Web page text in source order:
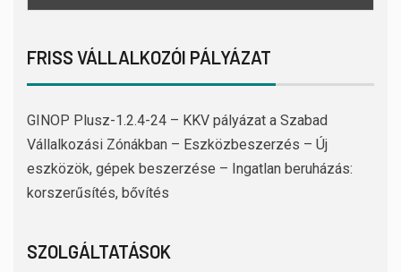
FRISS VÁLLALKOZÓI PÁLYÁZAT
GINOP Plusz-1.2.4-24 – KKV pályázat a Szabad
Vállalkozási Zónákban – Eszközbeszerzés – Új
eszközök, gépek beszerzése – Ingatlan beruházás:
korszerűsítés, bővítés
SZOLGÁLTATÁSOK